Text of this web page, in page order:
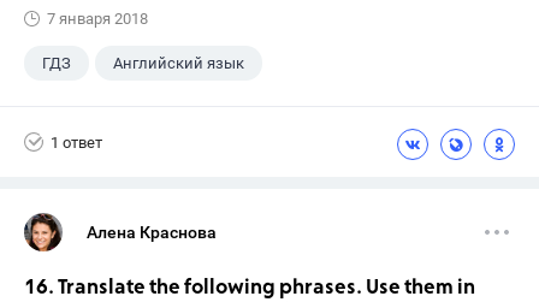
7 января 2018
ГДЗ Английский язык
1 ответ
Алена Краснова
16. Translate the following phrases. Use them in